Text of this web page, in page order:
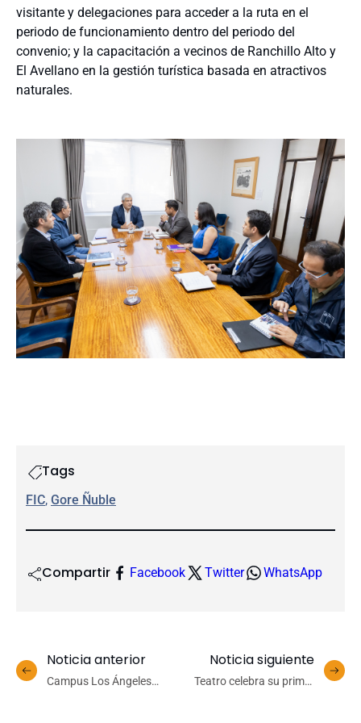
visitante y delegaciones para acceder a la ruta en el
periodo de funcionamiento dentro del periodo del
convenio; y la capacitación a vecinos de Ranchillo Alto y
El Avellano en la gestión turística basada en atractivos
naturales.
Tags
FIC, Gore Ñuble
Compartir Facebook Twitter WhatsApp
Noticia anterior
Campus Los Ángeles
Noticia siguiente
Teatro celebra su primer